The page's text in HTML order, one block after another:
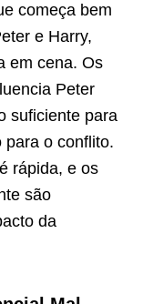
começa bem
e Harry,
em cena. Os
Peter
suficiente para
para o conflito.
rápida, e os
são
da